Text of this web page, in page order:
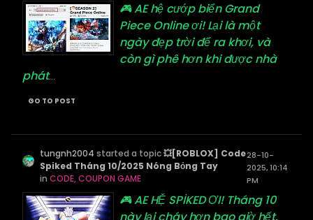
🎮 AE hệ cướp biển Grand
Piece Online ơi! Lại là một
ngày đẹp trời để ra khơi, và
còn gì phê hơn khi được nhà
phát...
GO TO POST
tungnh2004 started a topic💥[ROBLOX] Code
Spiked Tháng 10/2025 Nóng Bỏng Tay
inCODE, COUPON GAME
28-10-
2025, 10:14
PM
🎮 AE HỆ SPİKED ƠI! Tháng 10